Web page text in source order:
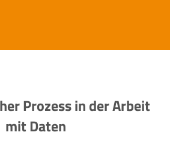
Prozess in der Arbeit
mit Daten